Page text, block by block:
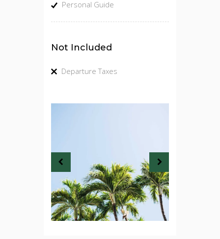
Personal Guide
Not Included
Departure Taxes